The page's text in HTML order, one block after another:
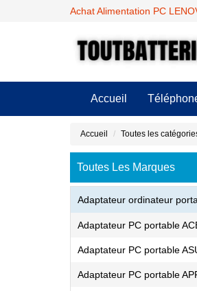
Achat Alimentation PC
Accueil
Accueil Toutes les
Toutes Les Marques
Adaptateur ordinateur
Adaptateur PC portable
Adaptateur PC portable
Adaptateur PC portable